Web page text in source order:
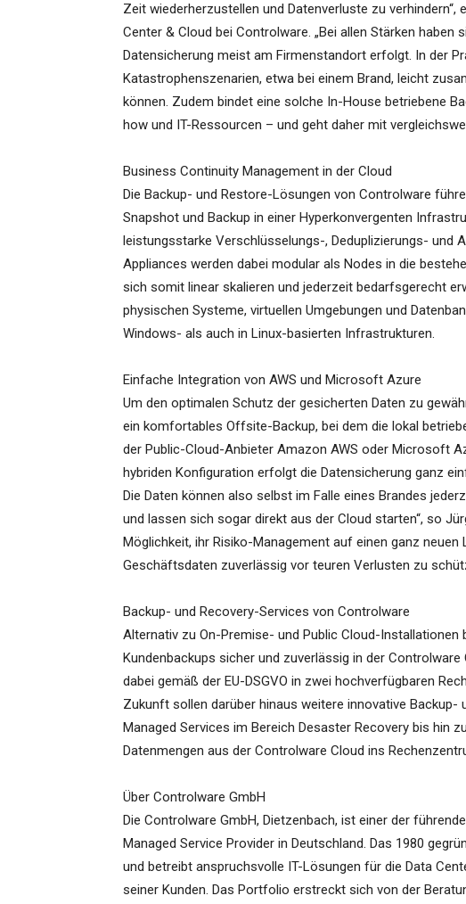
Zeit wiederherzustellen und Datenverluste zu
Center & Cloud bei Controlware. „Bei allen Stärken haben
Datensicherung meist am Firmenstandort erfolgt. In der
Katastrophenszenarien, etwa bei einem Brand, leicht
können. Zudem bindet eine solche In-House betriebene
how und IT-Ressourcen – und geht daher mit
Business Continuity Management in der Cloud
Die Backup- und Restore-Lösungen von Controlware
Snapshot und Backup in einer Hyperkonvergenten
leistungsstarke Verschlüsselungs-, Deduplizierungs- und
Appliances werden dabei modular als Nodes in die
sich somit linear skalieren und jederzeit bedarfsgerecht
physischen Systeme, virtuellen Umgebungen und
Windows- als auch in Linux-basierten Infrastrukturen.
Einfache Integration von AWS und Microsoft Azure
Um den optimalen Schutz der gesicherten Daten zu
ein komfortables Offsite-Backup, bei dem die lokal
der Public-Cloud-Anbieter Amazon AWS oder Microsoft
hybriden Konfiguration erfolgt die Datensicherung ganz
Die Daten können also selbst im Falle eines Brandes
und lassen sich sogar direkt aus der Cloud starten“, so
Möglichkeit, ihr Risiko-Management auf einen ganz neuen
Geschäftsdaten zuverlässig vor teuren Verlusten zu
Backup- und Recovery-Services von Controlware
Alternativ zu On-Premise- und Public Cloud-Installationen
Kundenbackups sicher und zuverlässig in der Controlware
dabei gemäß der EU-DSGVO in zwei hochverfügbaren
Zukunft sollen darüber hinaus weitere innovative
Managed Services im Bereich Desaster Recovery bis hin
Datenmengen aus der Controlware Cloud ins
Über Controlware GmbH
Die Controlware GmbH, Dietzenbach, ist einer der
Managed Service Provider in Deutschland. Das 1980
und betreibt anspruchsvolle IT-Lösungen für die Data
seiner Kunden. Das Portfolio erstreckt sich von der